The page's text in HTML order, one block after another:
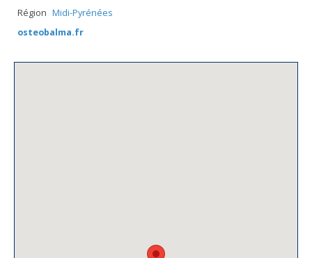
Région Midi-Pyrénées
osteobalma.fr